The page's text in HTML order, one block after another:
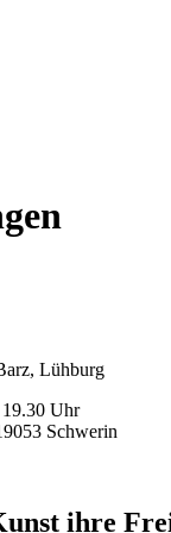
Lühburg
Uhr
Schwerin
ihre